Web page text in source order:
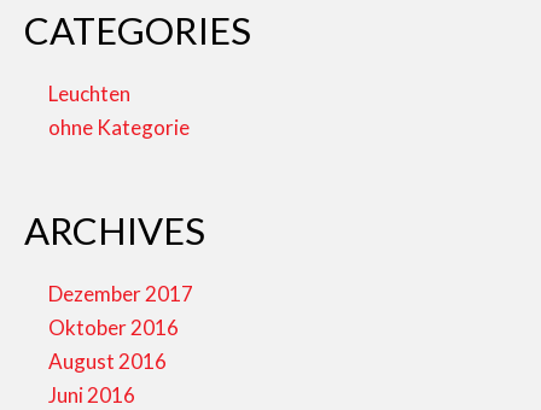
CATEGORIES
Leuchten
ohne Kategorie
ARCHIVES
Dezember 2017
Oktober 2016
August 2016
Juni 2016